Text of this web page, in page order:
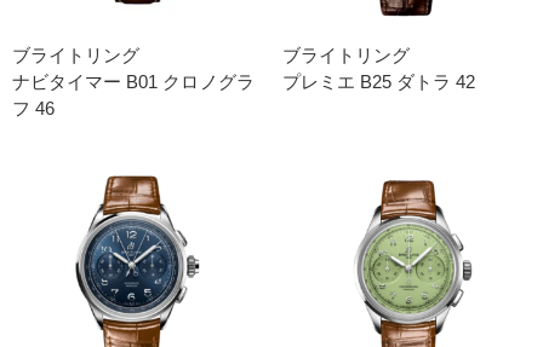
ブライトリング
ナビタイマー B01 クロノグラ
フ 46
ブライトリング
プレミエ B25 ダトラ 42